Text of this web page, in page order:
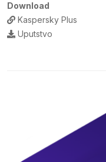
Download
Kaspersky Plus
Uputstvo